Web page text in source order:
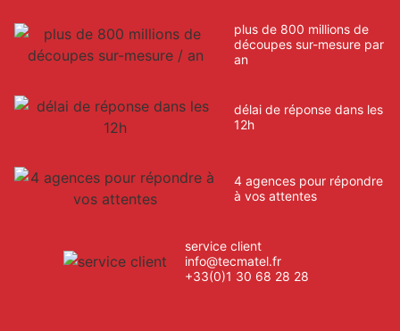
plus de 800 millions de
découpes sur-mesure par
an
délai de réponse dans les
12h
4 agences pour répondre
à vos attentes
service client
info@tecmatel.fr
+33(0)1 30 68 28 28